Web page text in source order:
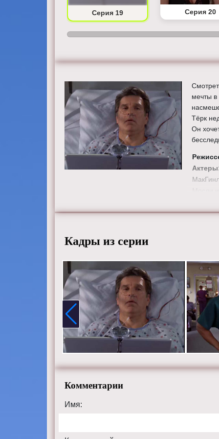
Серия 19 Серия 20
мечты в
Тёрк
Он
Кадры из серии
Комментарии
Имя: